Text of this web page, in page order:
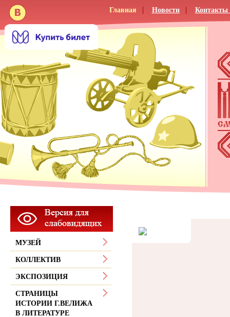
Главная Новости Контакты
МУЗЕЙ
КОЛЛЕКТИВ
ЭКСПОЗИЦИЯ
СТРАНИЦЫ
ИСТОРИИ Г.ВЕЛИЖА
В ЛИТЕРАТУРЕ